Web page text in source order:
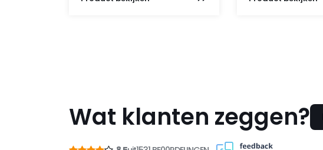
Wat klanten zeggen?